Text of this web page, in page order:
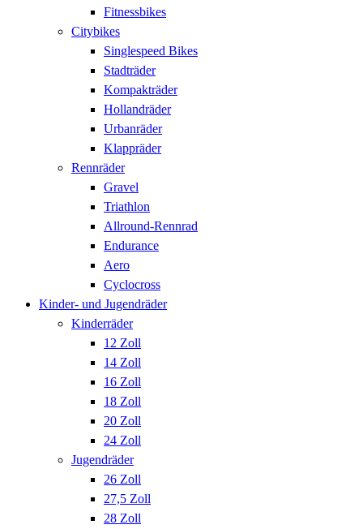
Fitnessbikes
Citybikes
Singlespeed Bikes
Stadträder
Kompakträder
Hollandräder
Urbanräder
Klappräder
Rennräder
Gravel
Triathlon
Allround-Rennrad
Endurance
Aero
Cyclocross
Kinder- und Jugendräder
Kinderräder
12 Zoll
14 Zoll
16 Zoll
18 Zoll
20 Zoll
24 Zoll
Jugendräder
26 Zoll
27,5 Zoll
28 Zoll